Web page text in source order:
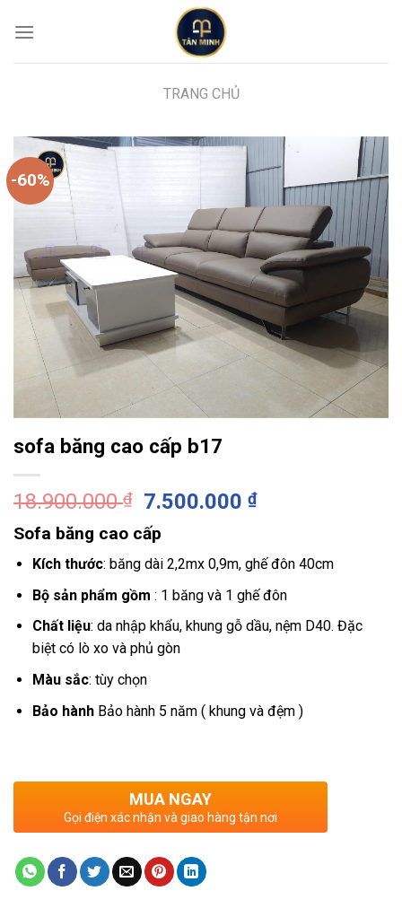
TRANG CHỦ
-60%
sofa băng cao cấp b17
18.900.000₫
Giá
gốc
là:
18.900.000 ₫.
7.500.000₫Giá
là:
7.500.000 ₫.
Sofa băng cao cấp
Kích thước: băng dài 2,2mx 0,9m, ghế đôn 40cm
Bộ sản phẩm gồm : 1 băng và 1 ghế đôn
Chất liệu: da nhập khẩu, khung gỗ dầu, nệm D40. Đặc
biệt có lò xo và phủ gòn
Màu sắc: tùy chọn
Bảo hànhBảo hành 5 năm ( khung và đệm )
MUA NGAY
Gọi điện xác nhận và giao hàng tận nơi